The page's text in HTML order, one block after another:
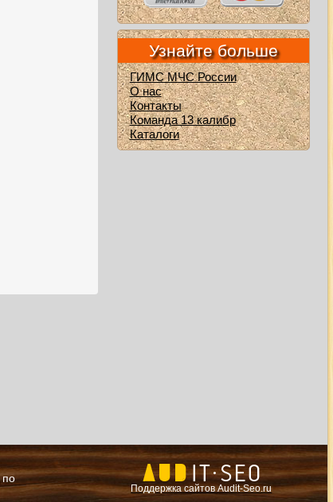
Узнайте больше
ГИМС МЧС России
О нас
Контакты
Команда 13 калибр
Каталоги
по
Поддержка сайтов Audit-Seo.ru